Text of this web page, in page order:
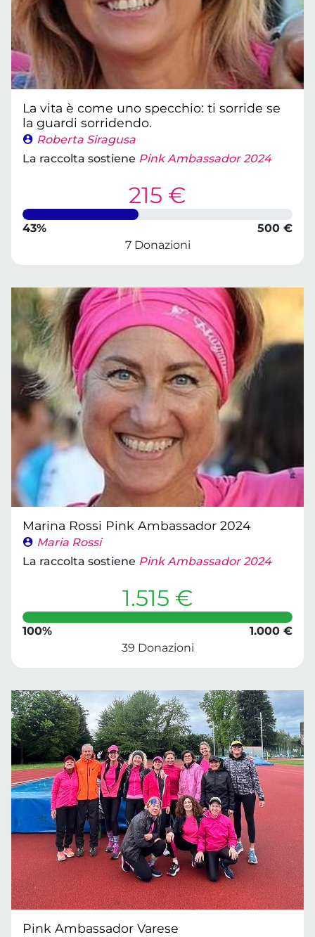
La vita è come uno specchio: ti sorride se
la guardi sorridendo.
Roberta Siragusa
La raccolta sostiene Pink Ambassador 2024
215 €
43%
500 €
7 Donazioni
Marina Rossi Pink Ambassador 2024
Maria Rossi
La raccolta sostiene Pink Ambassador 2024
1.515 €
100%
1.000 €
39 Donazioni
Pink Ambassador Varese